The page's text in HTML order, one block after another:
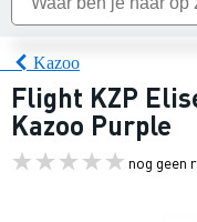
Kazoo
Flight KZP
Kazoo Purple
nog geen